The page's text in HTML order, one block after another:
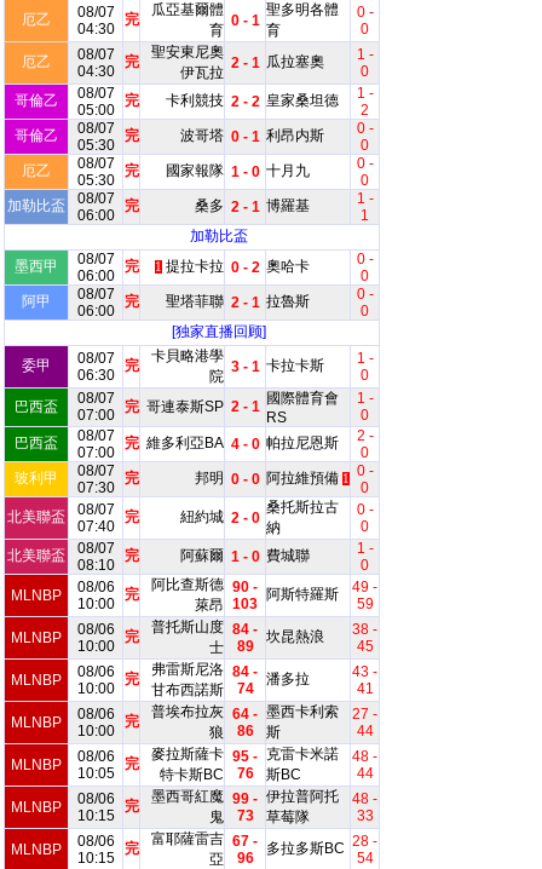
厄乙
08/07
04:30
完
瓜亞基爾體
育
0 - 1
聖多明各體
育
0 -
0
厄乙
08/07
04:30
完
聖安東尼奧
伊瓦拉
2 - 1 瓜拉塞奧
1 -
0
哥倫乙
08/07
05:00
完 卡利競技 2 - 2 皇家桑坦德
1 -
2
哥倫乙
08/07
05:30
完 波哥塔 0 - 1 利昂内斯
0 -
0
厄乙
08/07
05:30
完 國家報隊 1 - 0 十月九
0 -
0
加勒比盃
08/07
06:00
完 桑多 2 - 1 博羅基
1 -
1
加勒比盃
墨西甲
08/07
06:00
完 1 提拉卡拉 0 - 2 奧哈卡
0 -
0
阿甲
08/07
06:00
完 聖塔菲聯 2 - 1 拉魯斯
0 -
0
[独家直播回顾]
委甲
08/07
06:30
完
卡貝略港學
院
3 - 1 卡拉卡斯
1 -
0
巴西盃
08/07
07:00
完 哥連泰斯SP 2 - 1 國際體育會
RS
1 -
0
巴西盃
08/07
07:00
完 維多利亞BA 4 - 0 帕拉尼恩斯
2 -
0
玻利甲
08/07
07:30
完 邦明 0 - 0 阿拉維預備 1
0 -
0
北美聯盃
08/07
07:40
完 紐約城 2 - 0
桑托斯拉古
納
0 -
0
北美聯盃
08/07
08:10
完 阿蘇爾 1 - 0 費城聯
1 -
0
MLNBP
08/06
10:00
完
阿比查斯德
萊昂
90 -
103
阿斯特羅斯
49 -
59
MLNBP
08/06
10:00
完
普托斯山度
士
84 -
89
坎昆熱浪
38 -
45
MLNBP
08/06
10:00
完
弗雷斯尼洛
甘布西諾斯
84 -
74
潘多拉
43 -
41
MLNBP
08/06
10:00
完
普埃布拉灰
狼
64 -
86
墨西卡利索
斯
27 -
44
MLNBP
08/06
10:05
完
麥拉斯薩卡
特卡斯BC
95 -
76
克雷卡米諾
斯BC
48 -
44
MLNBP
08/06
10:15
完
墨西哥紅魔
鬼
99 -
73
伊拉普阿托
草莓隊
48 -
33
MLNBP
08/06
10:15
完
富耶薩雷吉
亞
67 -
96
多拉多斯BC 28 -
54